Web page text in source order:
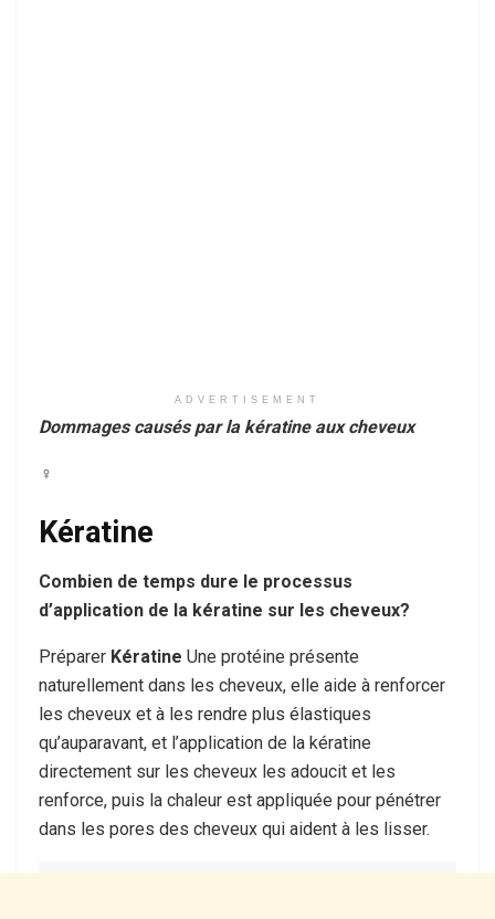
ADVERTISEMENT
Dommages causés par la kératine aux cheveux
♀
Kératine
Combien de temps dure le processus
d’application de la kératine sur les cheveux?
Préparer Kératine Une protéine présente
naturellement dans les cheveux, elle aide à renforcer
les cheveux et à les rendre plus élastiques
qu’auparavant, et l’application de la kératine
directement sur les cheveux les adoucit et les
renforce, puis la chaleur est appliquée pour pénétrer
dans les pores des cheveux qui aident à les lisser.